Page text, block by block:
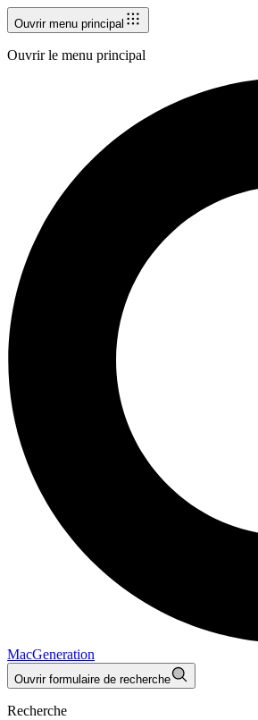
Ouvrir menu principal
Ouvrir le menu principal
MacGeneration
Ouvrir formulaire de recherche
Recherche